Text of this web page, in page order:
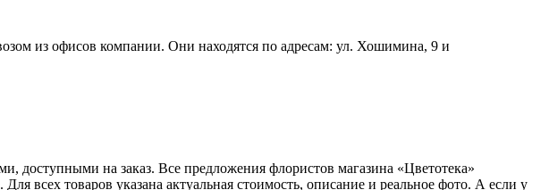
из офисов компании. Они находятся по адресам: ул. Хошимина, 9 и
доступными на заказ. Все предложения флористов магазина «Цветотека»
всех товаров указана актуальная стоимость, описание и реальное фото. А если у